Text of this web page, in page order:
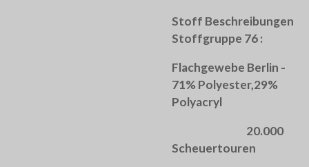
Stoff Beschreibungen
Stoffgruppe 76 :
Flachgewebe Berlin -
71% Polyester,29%
Polyacryl
20.000
Scheuertouren